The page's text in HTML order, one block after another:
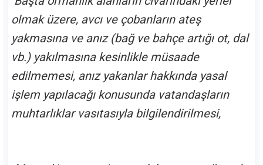
olmak üzere, avcı ve çobanların ateş
yakmasına ve anız (bağ ve bahçe artığı ot, dal
vb.) yakılmasına kesinlikle müsaade
edilmemesi, anız yakanlar hakkında yasal
işlem yapılacağı konusunda vatandaşların
muhtarlıklar vasıtasıyla bilgilendirilmesi,